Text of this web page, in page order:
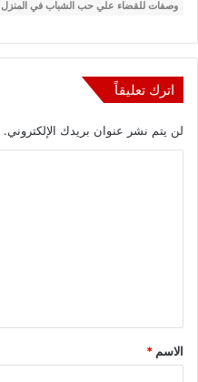
وصفات للقضاء علي حب الشباب في المنزل
اترك تعليقاً
لن يتم نشر عنوان بريدك الإلكتروني.
ق
*
الاسم *